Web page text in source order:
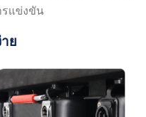
รแข่งขัน
ย